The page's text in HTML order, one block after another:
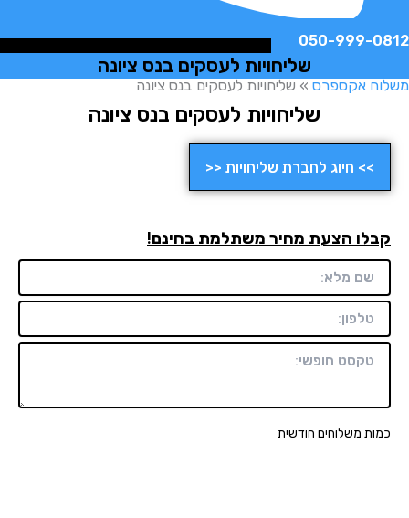
050-999-
שליחויות לעסקים בנס ציונה
אקספרס»שליחויות לעסקים בנס ציונה
שליחויות לעסקים בנס ציונה
>> חיוג לחברת שליחויות <<
הצעת מחיר משתלמת בחינם!
משלוחים חודשית